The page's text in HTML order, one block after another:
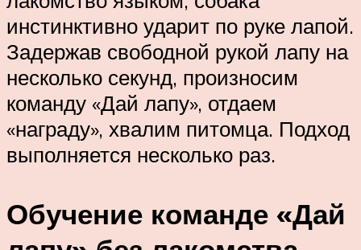
инстинктивно ударит по руке лапой.
Задержав свободной рукой лапу на
несколько секунд, произносим
команду «Дай лапу», отдаем
«награду», хвалим питомца. Подход
выполняется несколько раз.
Обучение команде «Дай